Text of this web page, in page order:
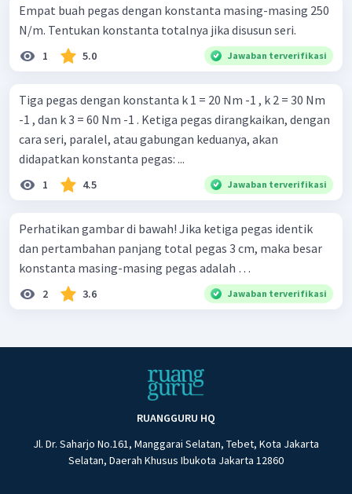
Empat buah pegas dengan konstanta masing-masing 250
N/m. Tentukan konstanta totalnya jika disusun seri.
1 5.0 Jawaban terverifikasi
Tiga pegas dengan konstanta k 1 = 20 Nm -1 , k 2 = 30 Nm
-1 , dan k 3 = 60 Nm -1 . Ketiga pegas dirangkaikan, dengan
cara seri, paralel, atau gabungan keduanya, akan
didapatkan konstanta pegas: ...
1 4.5 Jawaban terverifikasi
Perhatikan gambar di bawah! Jika ketiga pegas identik
dan pertambahan panjang total pegas 3 cm, maka besar
konstanta masing-masing pegas adalah …
2 3.6 Jawaban terverifikasi
RUANGGURU HQ
Jl. Dr. Saharjo No.161, Manggarai Selatan, Tebet, Kota Jakarta
Selatan, Daerah Khusus Ibukota Jakarta 12860